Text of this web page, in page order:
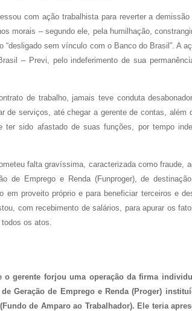
com ação trabalhista para reverter a
morais – segundo ele, pela humilhação,
“desligado sem vínculo com o Banco do Brasil”. A
– Previ, pelo indeferimento de sua
de trabalho, jamais teve conduta
de serviços, até chegar a gerente de contas, além
sido afastado de suas funções, por tempo
falta gravíssima, caracterizada como fraude,
de Emprego e Renda (Funproger), de
em proveito próprio e para beneficiar terceiros e
com recebimento de salários, para apurar os
os atos.
gerente forjou uma operação da firma
Geração de Emprego e Renda (Proger)
de Amparo ao Trabalhador). Ele teria